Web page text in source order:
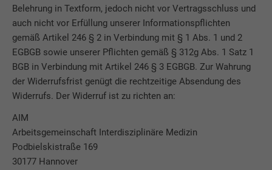
Belehrung in Textform, jedoch nicht vor Vertragsschluss und
auch nicht vor Erfüllung unserer Informationspflichten
gemäß Artikel 246 § 2 in Verbindung mit § 1 Abs. 1 und 2
EGBGB sowie unserer Pflichten gemäß § 312g Abs. 1 Satz 1
BGB in Verbindung mit Artikel 246 § 3 EGBGB. Zur Wahrung
der Widerrufsfrist genügt die rechtzeitige Absendung des
Widerrufs. Der Widerruf ist zu richten an:
AIM
Arbeitsgemeinschaft Interdisziplinäre Medizin
Podbielskistraße 169
30177 Hannover